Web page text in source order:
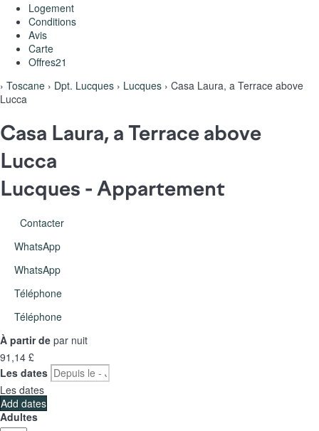
Logement
Conditions
Avis
Carte
Offres21
› Toscane › Dpt. Lucques › Lucques › Casa Laura, a Terrace above
Lucca
Casa Laura, a Terrace above
Lucca
Lucques - Appartement
Contacter
WhatsApp
WhatsApp
Téléphone
Téléphone
À partir de par nuit
91,14 £
Les dates
Les dates
Add dates
Adultes